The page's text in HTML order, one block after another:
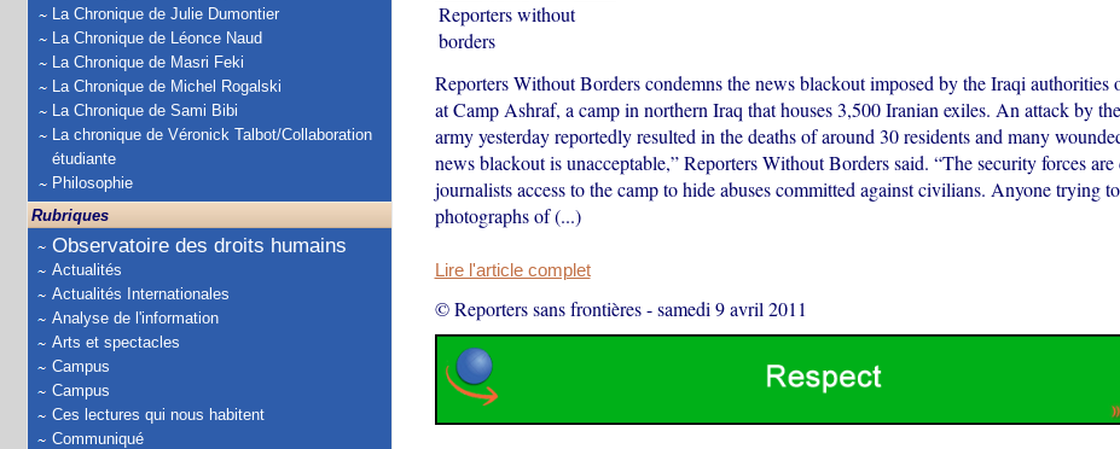
La Chronique de Julie Dumontier
La Chronique de Léonce Naud
La Chronique de Masri Feki
La Chronique de Michel Rogalski
La Chronique de Sami Bibi
La chronique de Véronick Talbot/Collaboration
étudiante
Philosophie
Rubriques
Observatoire des droits humains
Actualités
Actualités Internationales
Analyse de l'information
Arts et spectacles
Campus
Campus
Ces lectures qui nous habitent
Communiqué
Reporters without
borders
Reporters Without Borders condemns the news blackout imposed by the Iraqi authorities
at Camp Ashraf, a camp in northern Iraq that houses 3,500 Iranian exiles. An attack by
army yesterday reportedly resulted in the deaths of around 30 residents and many
news blackout is unacceptable,” Reporters Without Borders said. “The security forces
journalists access to the camp to hide abuses committed against civilians. Anyone trying
photographs of (...)
Lire l'article complet
© Reporters sans frontières-samedi 9 avril 2011